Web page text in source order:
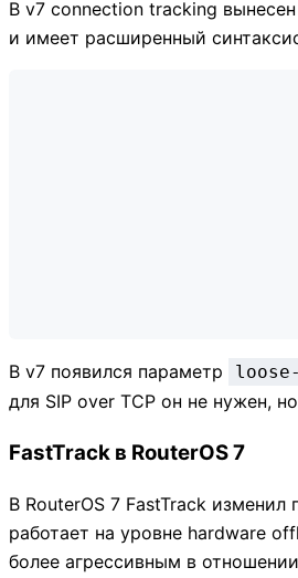
В v7 connection tracking
и имеет расширенный
В v7 появился параметр
для SIP over TCP он не нужен,
FastTrack в RouterOS 7
В RouterOS 7 FastTrack изменил
работает на уровне hardware
более агрессивным в